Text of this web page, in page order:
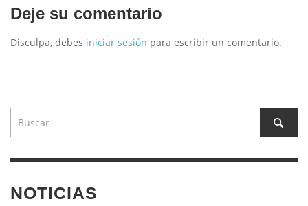
Deje su comentario
Disculpa, debes iniciar sesión para escribir un comentario.
NOTICIAS